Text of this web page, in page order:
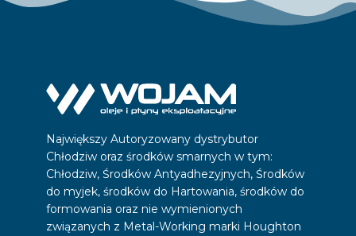
Największy Autoryzowany dystrybutor
Chłodziw oraz środków smarnych w tym:
Chłodziw, Środków Antyadhezyjnych, Środków
do myjek, środków do Hartowania, środków do
formowania oraz nie wymienionych
związanych z Metal-Working marki Houghton